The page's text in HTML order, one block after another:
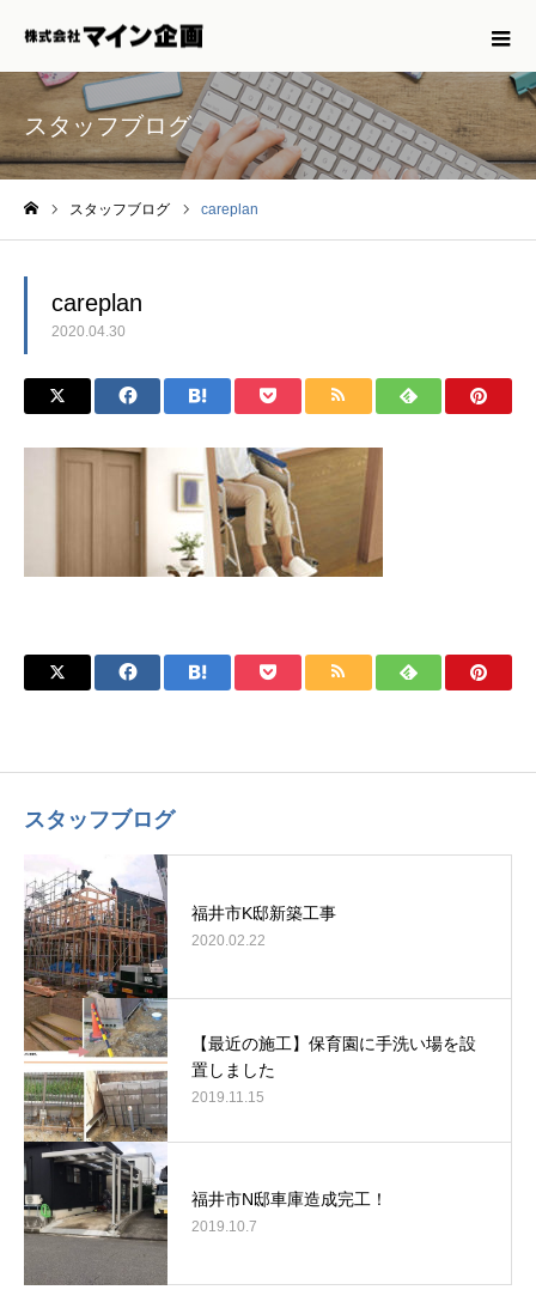
スタッフブログ
スタッフブログ careplan
careplan
2020.04.30
スタッフブログ
福井市K邸新築工事
2020.02.22
【最近の施工】保育園に手洗い場を設
置しました
2019.11.15
福井市N邸車庫造成完工！
2019.10.7